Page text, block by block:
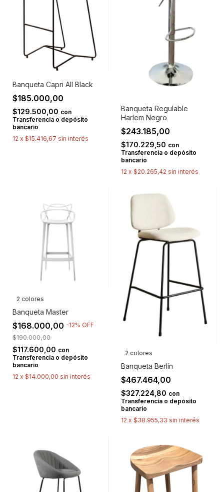
Banqueta Capri All Black
$185.000,00
$129.500,00 con
Transferencia o depósito
bancario
12 x $15.416,67 sin interés
Banqueta Regulable
Harlem Negro
$243.185,00
$170.229,50 con
Transferencia o depósito
bancario
12 x $20.265,42 sin interés
2 colores
Banqueta Master
$168.000,00 -12% OFF
$190.000,00
$117.600,00 con
Transferencia o depósito
bancario
12 x $14.000,00 sin interés
2 colores
Banqueta Berlín
$467.464,00
$327.224,80 con
Transferencia o depósito
bancario
12 x $38.955,33 sin interés